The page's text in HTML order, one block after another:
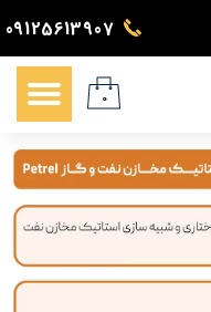
09125613907
۰